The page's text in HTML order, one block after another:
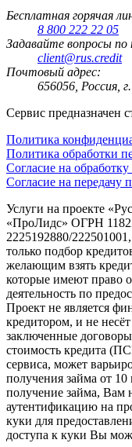
Бесплатная горячая
8 800 222 22 05
Задавайте вопросы по
client@rus.credit
Почтовый адрес:
656056, Россия,
Сервис предназначен
Политика
Политика обработки
Согласие на
Согласие на передачу
Услуги на проекте
«ПроЛидс» ОГРН
2225192880/
только подбор
желающим взять
которые имеют право
деятельность по
Проект не является
кредитором, и не
заключенные
стоимость кредита
сервиса, может
получения займа от
получение займа, Вам
аутентификацию на
куки для
доступа к куки Вы